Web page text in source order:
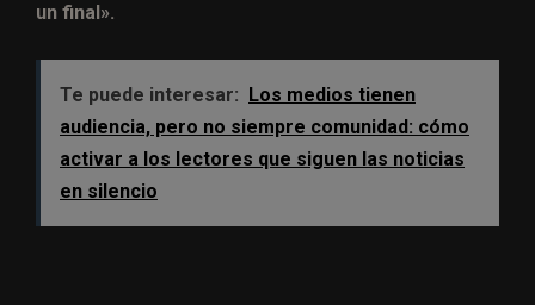
un final».
Te puede interesar:
Los medios tienen
audiencia, pero no siempre comunidad: cómo
activar a los lectores que siguen las noticias
en silencio